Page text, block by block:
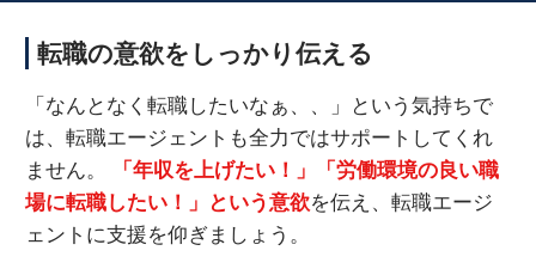
転職の意欲をしっかり伝える
「なんとなく転職したいなぁ、、」という気持ちで
は、転職エージェントも全力ではサポートしてくれ
ません。
「年収を上げたい！」「労働環境の良い職
場に転職したい！」という意欲を伝え、転職エージ
ェントに支援を仰ぎましょう。